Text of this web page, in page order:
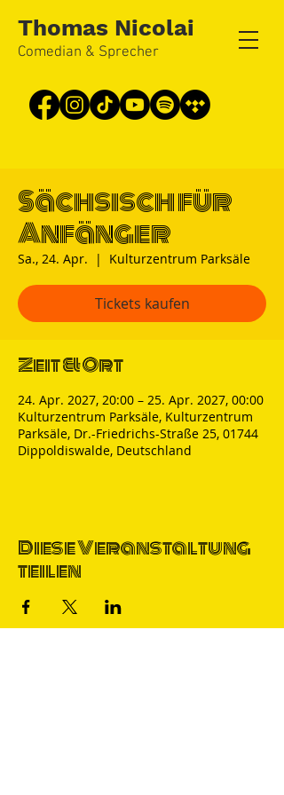
Thomas Nicolai
Comedian & Sprecher
Sächsisch für
Anfänger
Sa., 24. Apr.
  |
Kulturzentrum Parksäle
Tickets kaufen
Zeit & Ort
24. Apr. 2027, 20:00 – 25. Apr. 2027, 00:00
Kulturzentrum Parksäle, Kulturzentrum
Parksäle, Dr.-Friedrichs-Straße 25, 01744
Dippoldiswalde, Deutschland
Diese Veranstaltung
teilen